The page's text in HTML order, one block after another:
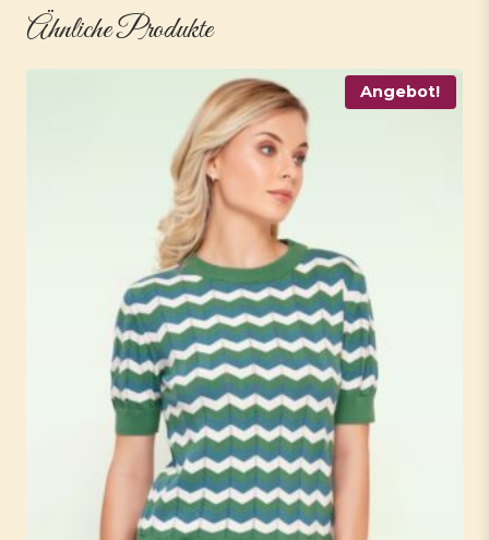
Ähnliche Produkte
Angebot!